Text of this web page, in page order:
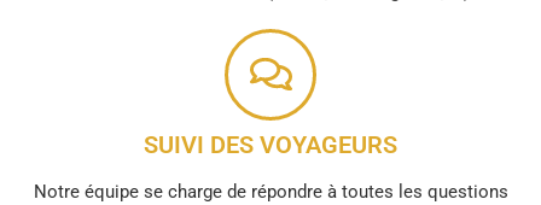
SUIVI DES VOYAGEURS
Notre équipe se charge de répondre à toutes les questions